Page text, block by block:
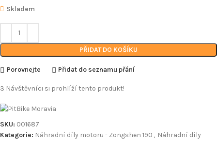
Skladem
PŘIDAT DO KOŠÍKU
Porovnejte Přidat do seznamu přání
3 Návštěvníci si prohlíží tento produkt!
SKU: 001687
Kategorie: Náhradní díly motoru - Zongshen 190 , Náhradní díly